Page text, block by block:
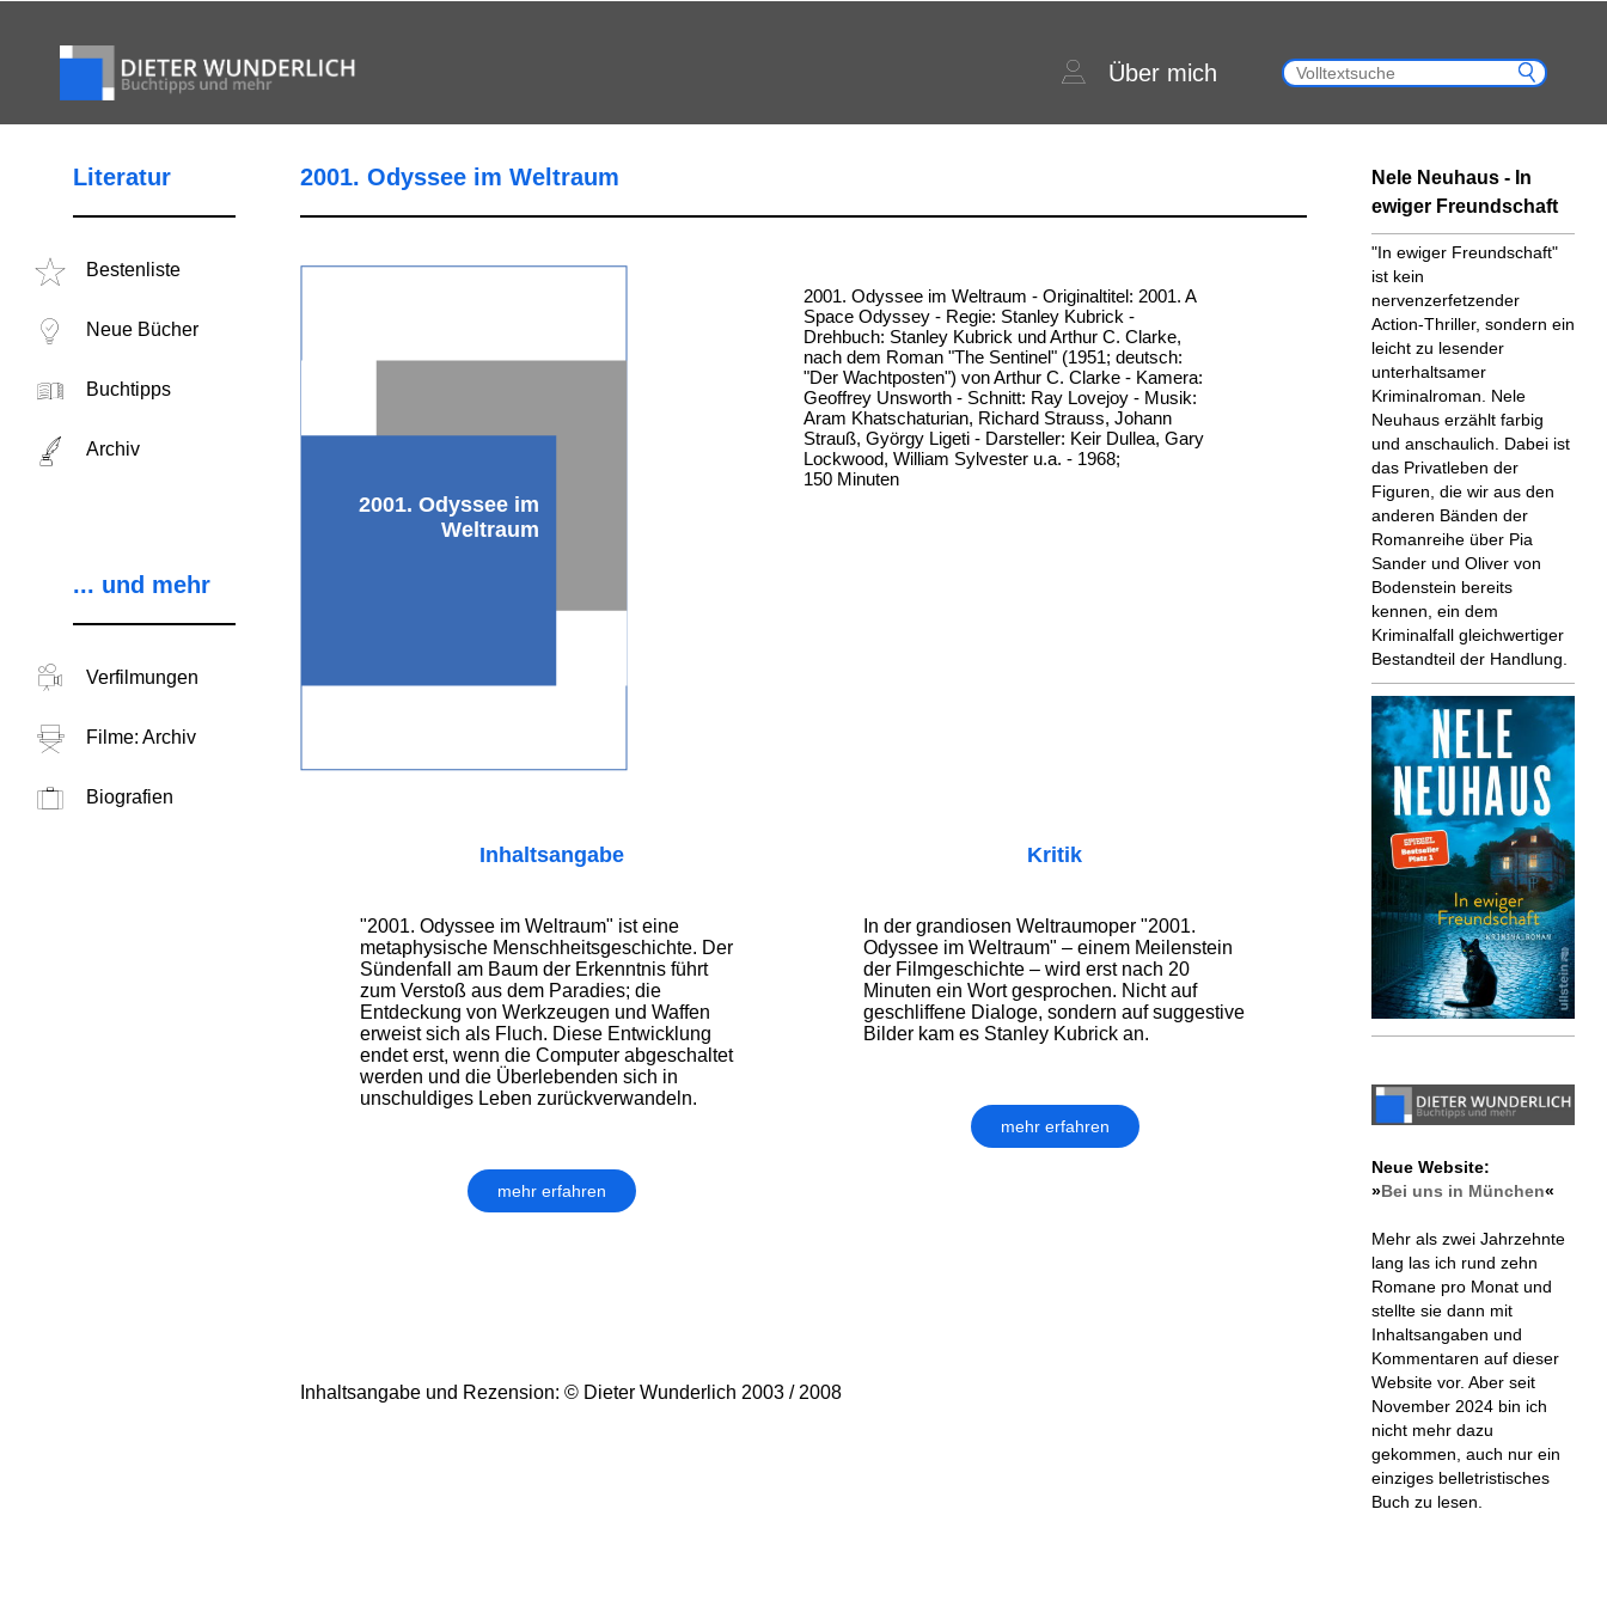
Über mich
Literatur
Bestenliste
Neue Bücher
Buchtipps
Archiv
... und mehr
Verfilmungen
Filme: Archiv
Biografien
2001. Odyssee im Weltraum
2001. Odyssee im
Weltraum
2001. Odyssee im Weltraum - Originaltitel: 2001. A
Space Odyssey - Regie: Stanley Kubrick -
Drehbuch: Stanley Kubrick und Arthur C. Clarke,
nach dem Roman "The Sentinel" (1951; deutsch:
"Der Wachtposten") von Arthur C. Clarke - Kamera:
Geoffrey Unsworth - Schnitt: Ray Lovejoy - Musik:
Aram Khatschaturian, Richard Strauss, Johann
Strauß, György Ligeti - Darsteller: Keir Dullea, Gary
Lockwood, William Sylvester u.a. - 1968;
150 Minuten
Inhaltsangabe
"2001. Odyssee im Weltraum" ist eine
metaphysische Menschheitsgeschichte. Der
Sündenfall am Baum der Erkenntnis führt
zum Verstoß aus dem Paradies; die
Entdeckung von Werkzeugen und Waffen
erweist sich als Fluch. Diese Entwicklung
endet erst, wenn die Computer abgeschaltet
werden und die Überlebenden sich in
unschuldiges Leben zurückverwandeln.
mehr erfahren
Kritik
In der grandiosen Weltraumoper "2001.
Odyssee im Weltraum" – einem Meilenstein
der Filmgeschichte – wird erst nach 20
Minuten ein Wort gesprochen. Nicht auf
geschliffene Dialoge, sondern auf suggestive
Bilder kam es Stanley Kubrick an.
mehr erfahren
Inhaltsangabe und Rezension: © Dieter Wunderlich 2003 / 2008
Nele Neuhaus - In
ewiger Freundschaft
"In ewiger Freundschaft"
ist kein
nervenzerfetzender
Action-Thriller, sondern ein
leicht zu lesender
unterhaltsamer
Kriminalroman. Nele
Neuhaus erzählt farbig
und anschaulich. Dabei ist
das Privatleben der
Figuren, die wir aus den
anderen Bänden der
Romanreihe über Pia
Sander und Oliver von
Bodenstein bereits
kennen, ein dem
Kriminalfall gleichwertiger
Bestandteil der Handlung.
Neue Website:
»Bei uns in München«
Mehr als zwei Jahrzehnte
lang las ich rund zehn
Romane pro Monat und
stellte sie dann mit
Inhaltsangaben und
Kommentaren auf dieser
Website vor. Aber seit
November 2024 bin ich
nicht mehr dazu
gekommen, auch nur ein
einziges belletristisches
Buch zu lesen.